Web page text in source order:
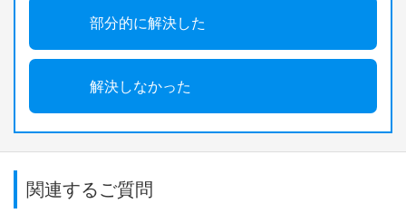
部分的に解決した
解決しなかった
関連するご質問